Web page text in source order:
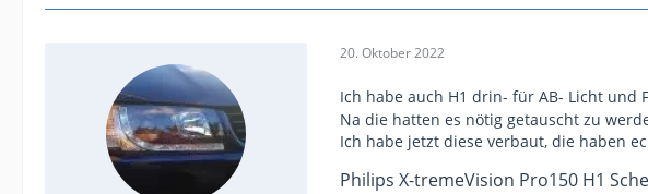
20. Oktober 2022
Ich habe auch H1 drin- für AB- Licht und
Na die hatten es nötig getauscht zu
Ich habe jetzt diese verbaut, die haben
Philips X-tremeVision Pro150 H1